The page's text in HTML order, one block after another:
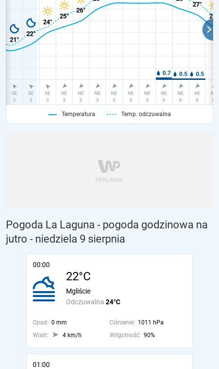
Temperatura Temp. odczuwalna
Pogoda La Laguna - pogoda godzinowa na
jutro - niedziela 9 sierpnia
00:00
22°C
Odczuwalna 24°C
Mgliście
Opad: 0 mm Ciśnienie: 1011 hPa
Wiatr:
4 km/h Wilgotność: 90%
01:00